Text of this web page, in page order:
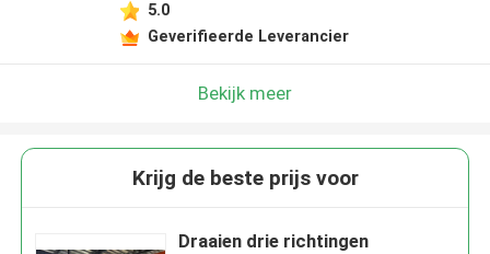
5.0
Geverifieerde Leverancier
Bekijk meer
Krijg de beste prijs voor
Draaien drie richtingen